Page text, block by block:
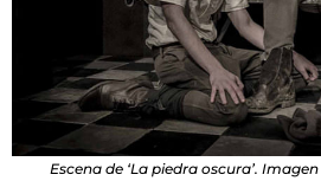
Escena de ‘La piedra oscura’.